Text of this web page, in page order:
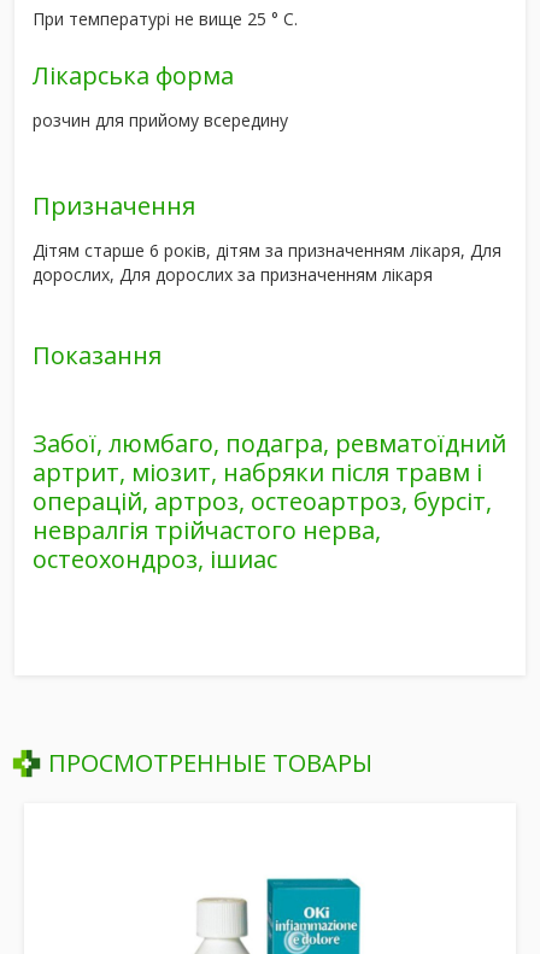
При температурі не вище 25 ° C.
Лікарська форма
розчин для прийому всередину
Призначення
Дітям старше 6 років, дітям за призначенням лікаря, Для
дорослих, Для дорослих за призначенням лікаря
Показання
Забої, люмбаго, подагра, ревматоїдний
артрит, міозит, набряки після травм і
операцій, артроз, остеоартроз, бурсіт,
невралгія трійчастого нерва,
остеохондроз, ішиас
ПРОСМОТРЕННЫЕ ТОВАРЫ